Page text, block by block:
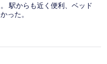
駅からも近く便利、ベッド
った。